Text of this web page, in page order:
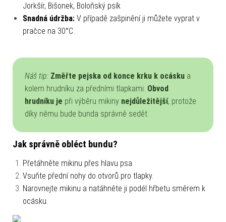
Jorkšír, Bišonek, Boloňský psík
Snadná údržba: V případě zašpinění ji můžete vyprat v
pračce na 30°C.
Náš tip: Změřte pejska od konce krku k ocásku a
kolem hrudníku za předními tlapkami. Obvod
hrudníku je při výběru mikiny nejdůležitější, protože
díky němu bude bunda správně sedět.
Jak správně obléct bundu?
Přetáhněte mikinu přes hlavu psa.
Vsuňte přední nohy do otvorů pro tlapky.
Narovnejte mikinu a natáhněte ji podél hřbetu směrem k
ocásku.